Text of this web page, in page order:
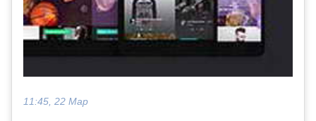
11:45, 22 Мар